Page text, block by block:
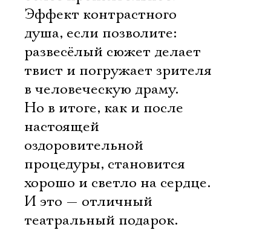
Эффект контрастного
душа, если позволите:
развесёлый сюжет делает
твист и погружает зрителя
в человеческую драму.
Но в итоге, как и после
настоящей
оздоровительной
процедуры, становится
хорошо и светло на сердце.
И это — отличный
театральный подарок.